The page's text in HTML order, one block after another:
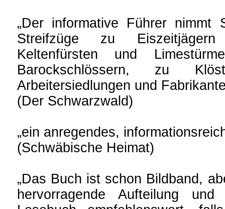
„Der informative Führer nimmt
Streifzüge zu
Keltenfürsten und
Barockschlössern, zu
Arbeitersiedlungen und
(Der Schwarzwald)
„ein anregendes,
(Schwäbische Heimat)
„Das Buch ist schon Bildband,
hervorragende Aufteilung